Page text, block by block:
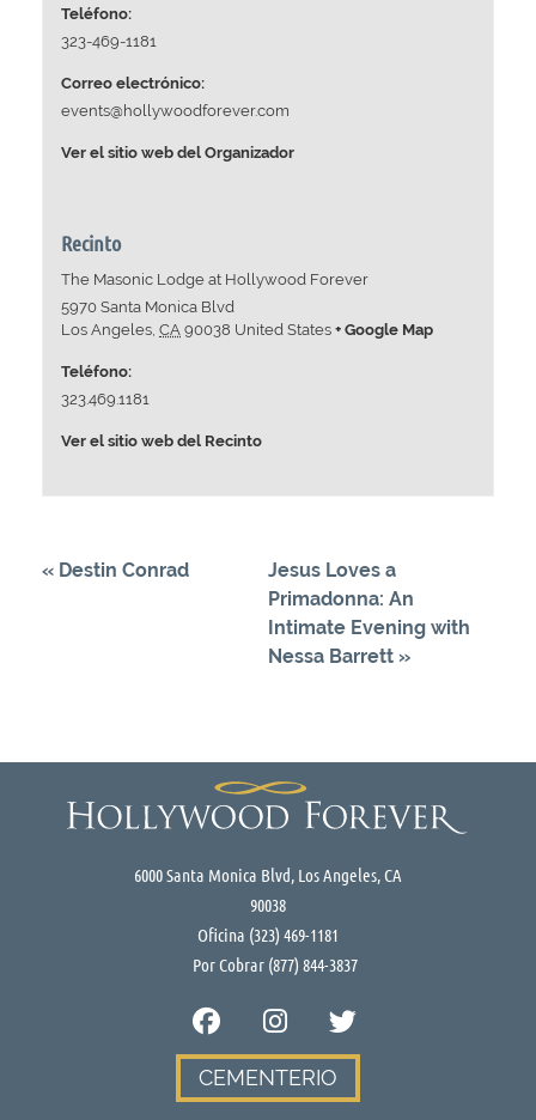
Recinto
The Masonic Lodge at Hollywood Forever
5970 Santa Monica Blvd
Los Angeles CA 90038 United States + Google Map
Teléfono:
323.469.1181
Ver el sitio web del Recinto
Teléfono:
323-469-1181
Correo electrónico:
events@hollywoodforever.com
Ver el sitio web del Organizador
« Destin Conrad
Jesus Loves a
Primadonna: An
Intimate Evening with
Nessa Barrett »
6000 Santa Monica Blvd, Los Angeles, CA
90038
Oficina (323) 469-1181
Por Cobrar (877) 844-3837
CEMENTERIO